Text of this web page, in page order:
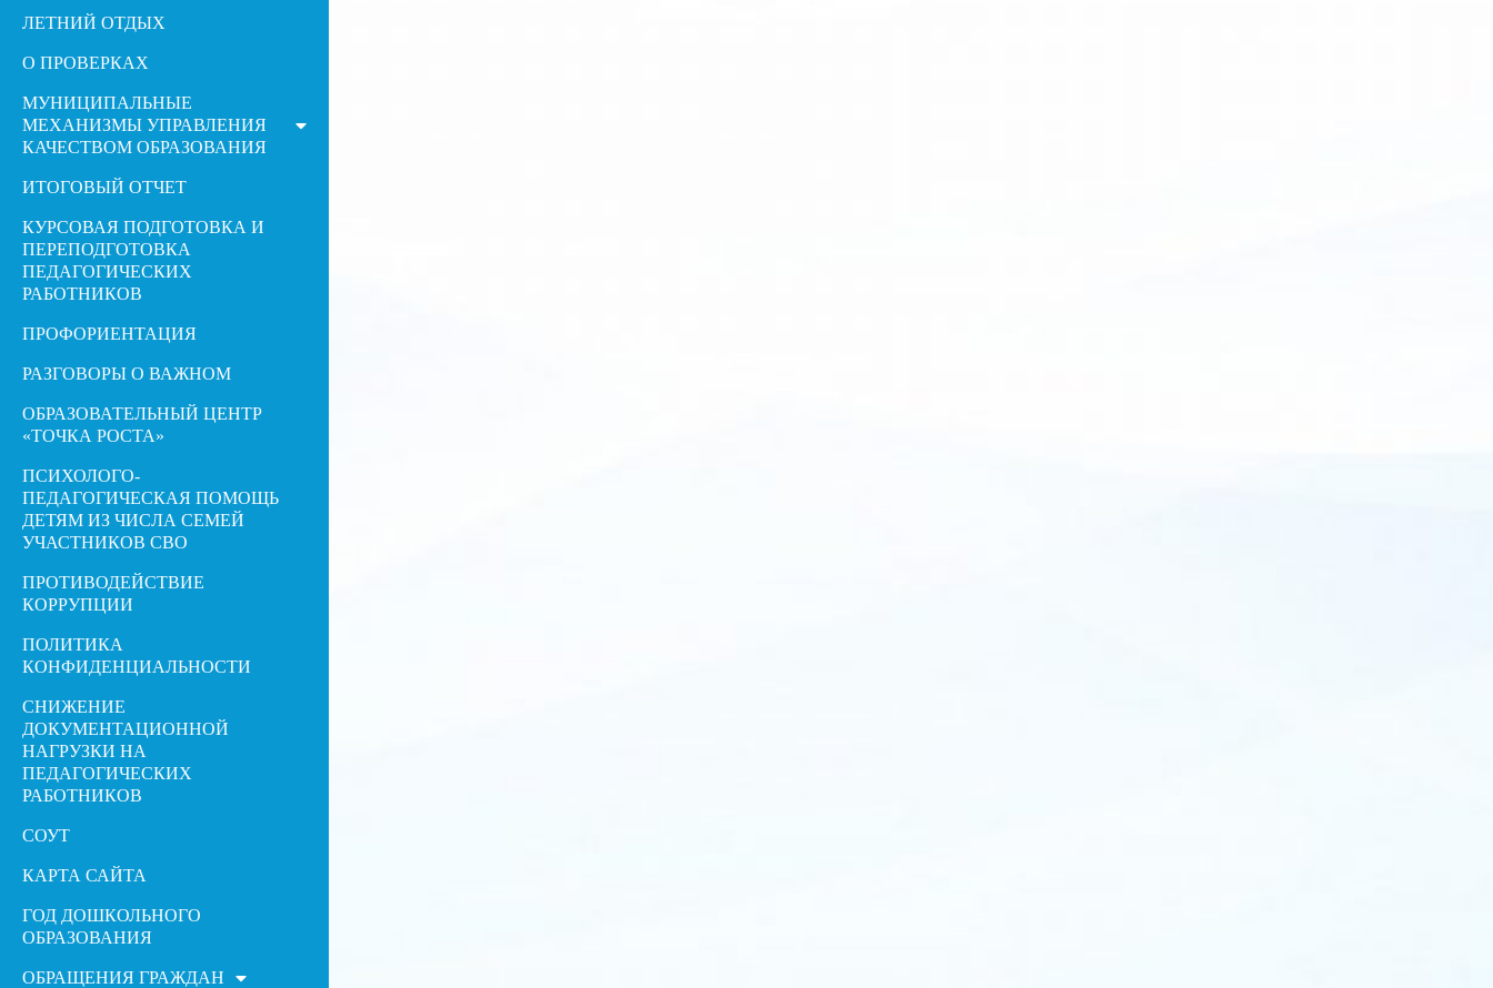
ЛЕТНИЙ ОТДЫХ
О ПРОВЕРКАХ
МУНИЦИПАЛЬНЫЕ
МЕХАНИЗМЫ УПРАВЛЕНИЯ
КАЧЕСТВОМ ОБРАЗОВАНИЯ
ИТОГОВЫЙ ОТЧЕТ
КУРСОВАЯ ПОДГОТОВКА И
ПЕРЕПОДГОТОВКА
ПЕДАГОГИЧЕСКИХ
РАБОТНИКОВ
ПРОФОРИЕНТАЦИЯ
РАЗГОВОРЫ О ВАЖНОМ
ОБРАЗОВАТЕЛЬНЫЙ ЦЕНТР
«ТОЧКА РОСТА»
ПСИХОЛОГО-
ПЕДАГОГИЧЕСКАЯ ПОМОЩЬ
ДЕТЯМ ИЗ ЧИСЛА СЕМЕЙ
УЧАСТНИКОВ СВО
ПРОТИВОДЕЙСТВИЕ
КОРРУПЦИИ
ПОЛИТИКА
КОНФИДЕНЦИАЛЬНОСТИ
СНИЖЕНИЕ
ДОКУМЕНТАЦИОННОЙ
НАГРУЗКИ НА
ПЕДАГОГИЧЕСКИХ
РАБОТНИКОВ
СОУТ
КАРТА САЙТА
ГОД ДОШКОЛЬНОГО
ОБРАЗОВАНИЯ
ОБРАЩЕНИЯ ГРАЖДАН